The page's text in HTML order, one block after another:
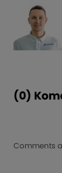
(0)
Comments